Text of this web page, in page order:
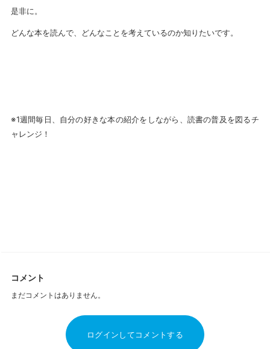
是非に。
どんな本を読んで、どんなことを考えているのか知りたいです。
※1週間毎日、自分の好きな本の紹介をしながら、読書の普及を図るチ
ャレンジ！
コメント
まだコメントはありません。
ログインしてコメントする